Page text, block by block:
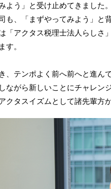
よう」と受け止めてきました
も、「まずやってみよう」と
「アクタス税理士法人らしさ
す。
、テンポよく前へ前へと進ん
ながら新しいことにチャレン
クタスイズムとして諸先輩方